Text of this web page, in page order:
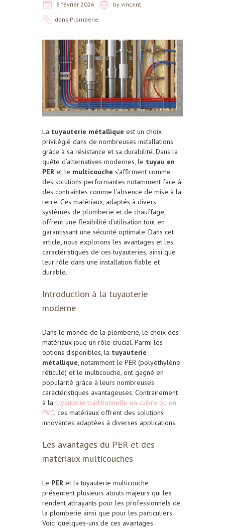
6 février 2026 by vincent
dans Plomberie
La tuyauterie métallique est un choix
privilégié dans de nombreuses installations
grâce à sa résistance et sa durabilité. Dans la
quête d’alternatives modernes, le tuyau en
PER et le multicouche s’affirment comme
des solutions performantes notamment face à
des contraintes comme l’absence de mise à la
terre. Ces matériaux, adaptés à divers
systèmes de plomberie et de chauffage,
offrent une flexibilité d’utilisation tout en
garantissant une sécurité optimale. Dans cet
article, nous explorons les avantages et les
caractéristiques de ces tuyauteries, ainsi que
leur rôle dans une installation fiable et
durable.
Introduction à la tuyauterie
moderne
Dans le monde de la plomberie, le choix des
matériaux joue un rôle crucial. Parmi les
options disponibles, la tuyauterie
métallique, notamment le PER (polyéthylène
réticulé) et le multicouche, ont gagné en
popularité grâce à leurs nombreuses
caractéristiques avantageuses. Contrairement
à latuyauterie traditionnelle en cuivre ou en
PVC, ces matériaux offrent des solutions
innovantes adaptées à diverses applications.
Les avantages du PER et des
matériaux multicouches
Le PER et la tuyauterie multicouche
présentent plusieurs atouts majeurs qui les
rendent attrayants pour les professionnels de
la plomberie ainsi que pour les particuliers.
Voici quelques-uns de ces avantages :